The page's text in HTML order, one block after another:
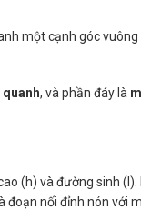
một cạnh góc
, và phần đáy là
(h) và đường sinh
nối đỉnh nón với